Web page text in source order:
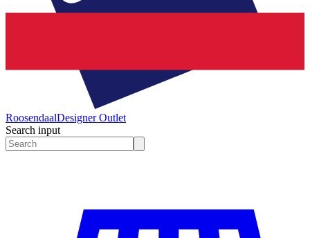
RoosendaalDesigner Outlet
Search input